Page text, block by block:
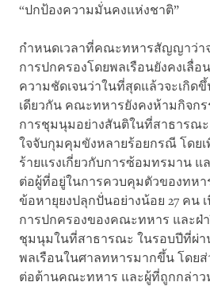
“ปกป้องความมั่นคงแห่งชาติ”
กำหนดเวลาที่คณะทหารสัญญาว่า
การปกครองโดยพลเรือนยังคงเลื่อ
ความชัดเจนว่าในที่สุดแล้วจะเกิด
เดียวกัน คณะทหารยังคงห้ามกิจกร
การชุมนุมอย่างสันติในที่สาธารณะ
ใจจับกุมคุมขังหลายร้อยกรณี โดย
ร้ายแรงเกี่ยวกับการซ้อมทรมาน
ต่อผู้ที่อยู่ในการควบคุมตัวของทห
ข้อหายุยงปลุกปั่นอย่างน้อย 27 คน
การปกครองของคณะทหาร และฝ่
ชุมนุมในที่สาธารณะ ในรอบปีที่ผ่
พลเรือนในศาลทหารมากขึ้น โดย
ต่อต้านคณะทหาร และผู้ที่ถูกกล่า